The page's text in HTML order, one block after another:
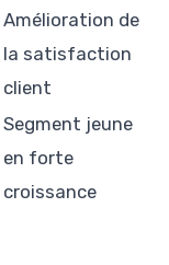
Amélioration de
la satisfaction
client
Segment jeune
en forte
croissance